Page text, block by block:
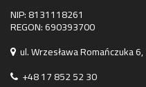
NIP: 8131118261
REGON: 690393700
ul. Wrzesława Romańczuka
+48 17 852 52 30